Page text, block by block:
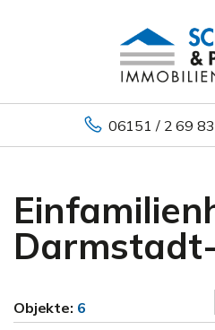
06151 / 2 69 83
Objekte: 6